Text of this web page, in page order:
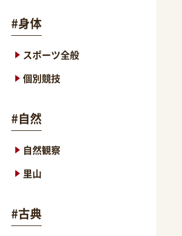
#身体
スポーツ全般
個別競技
#自然
自然観察
里山
#古典